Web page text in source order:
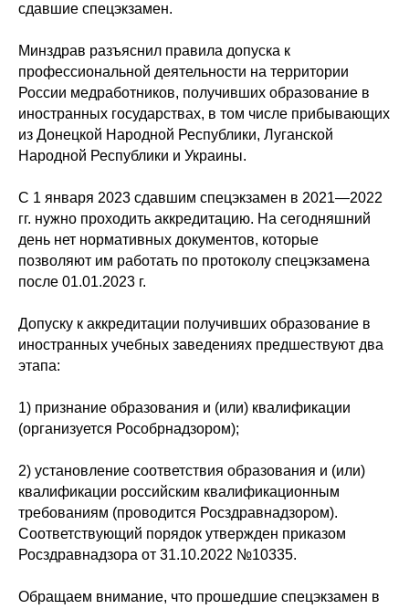
сдавшие спецэкзамен.
Минздрав разъяснил правила допуска к
профессиональной деятельности на территории
России медработников, получивших образование в
иностранных государствах, в том числе прибывающих
из Донецкой Народной Республики, Луганской
Народной Республики и Украины.
С 1 января 2023 сдавшим спецэкзамен в 2021—2022
гг. нужно проходить аккредитацию. На сегодняшний
день нет нормативных документов, которые
позволяют им работать по протоколу спецэкзамена
после 01.01.2023 г.
Допуску к аккредитации получивших образование в
иностранных учебных заведениях предшествуют два
этапа:
1) признание образования и (или) квалификации
(организуется Рособрнадзором);
2) установление соответствия образования и (или)
квалификации российским квалификационным
требованиям (проводится Росздравнадзором).
Соответствующий порядок утвержден приказом
Росздравнадзора от 31.10.2022 №10335.
Обращаем внимание, что прошедшие спецэкзамен в